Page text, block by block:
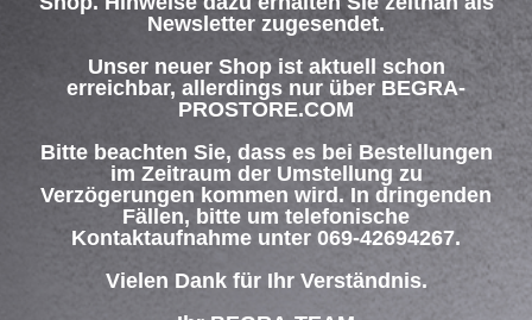
Newsletter zugesendet.
Unser neuer Shop ist aktuell schon
erreichbar, allerdings nur über BEGRA-
PROSTORE.COM
Bitte beachten Sie, dass es bei Bestellungen
im Zeitraum der Umstellung zu
Verzögerungen kommen wird. In dringenden
Fällen, bitte um telefonische
Kontaktaufnahme unter 069-42694267.
Vielen Dank für Ihr Verständnis.
INFORMATIONEN
Über uns Hilfe / Support Kontakt
Versand und Zahlungsbedingungen Widerrufsrecht Datenschutz
AGB
Impressum